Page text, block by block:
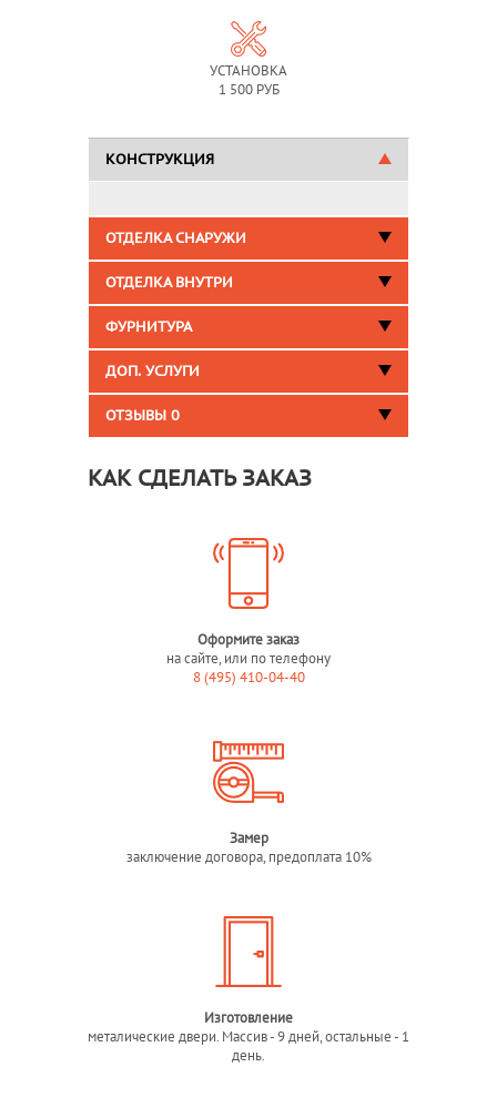
УСТАНОВКА
1 500 РУБ
КОНСТРУКЦИЯ
ОТДЕЛКА СНАРУЖИ
ОТДЕЛКА ВНУТРИ
ФУРНИТУРА
ДОП. УСЛУГИ
ОТЗЫВЫ 0
КАК СДЕЛАТЬ ЗАКАЗ
Оформите заказ
на сайте, или по телефону
8 (495) 410-04-40
Замер
заключение договора, предоплата 10%
Изготовление
металические двери. Массив - 9 дней, остальные - 1
день.